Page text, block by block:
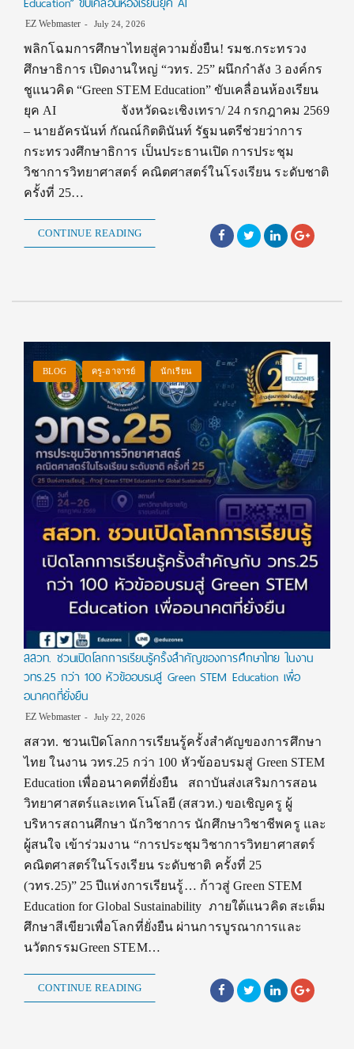
EZ Webmaster July 24, 2026
พลิกโฉมการศึกษาไทยสู่ความยั่งยืน! รมช.กระทรวง
ศึกษาธิการ เปิดงานใหญ่ “วทร. 25” ผนึกกำลัง 3 องค์กร
ชูแนวคิด “Green STEM Education” ขับเคลื่อนห้องเรียน
ยุค AI จังหวัดฉะเชิงเทรา/ 24 กรกฎาคม 2569
– นายอัครนันท์ กัณณ์กิตตินันท์ รัฐมนตรีช่วยว่าการ
กระทรวงศึกษาธิการ เป็นประธานเปิด การประชุม
วิชาการวิทยาศาสตร์ คณิตศาสตร์ในโรงเรียน ระดับชาติ
ครั้งที่ 25…
CONTINUE READING
BLOG ครู-อาจารย์ นักเรียน
สสวท. ชวนเปิดโลกการเรียนรู้ครั้งสำคัญของการศึกษาไทย ในงาน
วทร.25 กว่า 100 หัวข้ออบรมสู่ Green STEM Education เพื่อ
อนาคตที่ยั่งยืน
EZ Webmaster July 22, 2026
สสวท. ชวนเปิดโลกการเรียนรู้ครั้งสำคัญของการศึกษา
ไทย ในงาน วทร.25 กว่า 100 หัวข้ออบรมสู่ Green STEM
Education เพื่ออนาคตที่ยั่งยืน สถาบันส่งเสริมการสอน
วิทยาศาสตร์และเทคโนโลยี (สสวท.) ขอเชิญครู ผู้
บริหารสถานศึกษา นักวิชาการ นักศึกษาวิชาชีพครู และ
ผู้สนใจ เข้าร่วมงาน “การประชุมวิชาการวิทยาศาสตร์
คณิตศาสตร์ในโรงเรียน ระดับชาติ ครั้งที่ 25
(วทร.25)” 25 ปีแห่งการเรียนรู้… ก้าวสู่ Green STEM
Education for Global Sustainability ภายใต้แนวคิด สะเต็ม
ศึกษาสีเขียวเพื่อโลกที่ยั่งยืน ผ่านการบูรณาการและ
นวัตกรรมGreen STEM…
CONTINUE READING